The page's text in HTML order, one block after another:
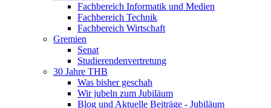
Fachbereich Informatik und Medien
Fachbereich Technik
Fachbereich Wirtschaft
Gremien
Senat
Studierendenvertretung
30 Jahre THB
Was bisher geschah
Wir jubeln zum Jubiläum
Blog und Aktuelle Beiträge - Jubiläum